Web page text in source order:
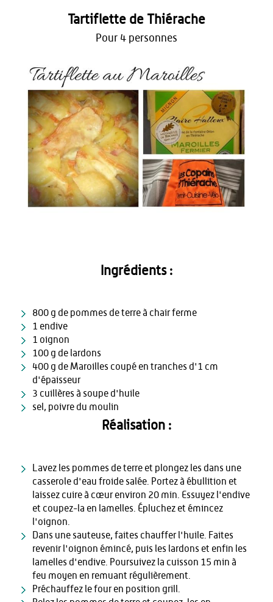
Tartiflette de Thiérache
Pour 4 personnes
Ingrédients :
800 g de pommes de terre à chair ferme
1 endive
1 oignon
100 g de lardons
400 g de Maroilles coupé en tranches d'1 cm
d'épaisseur
3 cuillères à soupe d'huile
sel, poivre du moulin
Réalisation :
Lavez les pommes de terre et plongez les dans une
casserole d'eau froide salée. Portez à ébullition et
laissez cuire à cœur environ 20 min. Essuyez l'endive
et coupez-la en lamelles. Épluchez et émincez
l'oignon.
Dans une sauteuse, faites chauffer l'huile. Faites
revenir l'oignon émincé, puis les lardons et enfin les
lamelles d'endive. Poursuivez la cuisson 15 min à
feu moyen en remuant régulièrement.
Préchauffez le four en position grill.